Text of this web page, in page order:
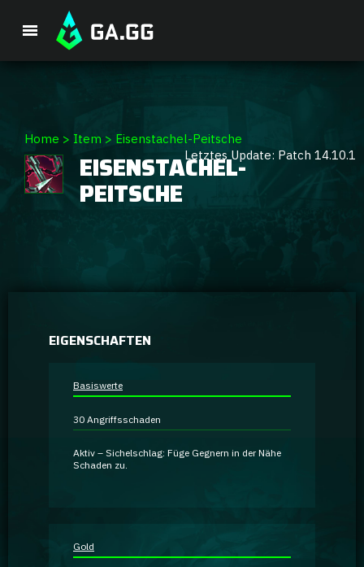
Spieler-Analyse
Champion Tier-Liste
Champion Builds & Guides
Ratgeber
GA Coachie Chat
Home > Item > Eisenstachel-Peitsche
Letztes Update: Patch 14.10.1
EISENSTACHEL-
PEITSCHE
EIGENSCHAFTEN
Basiswerte
30 Angriffsschaden
Aktiv – Sichelschlag: Füge Gegnern in der Nähe
Schaden zu.
Gold